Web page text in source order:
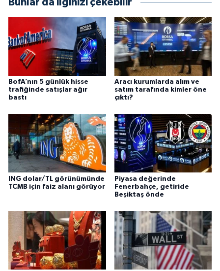
Bunlar da ilginizi çekebilir
BofA’nın 5 günlük hisse
trafiğinde satışlar ağır
bastı
Aracı kurumlarda alım ve
satım tarafında kimler öne
çıktı?
ING dolar/TL görünümünde
TCMB için faiz alanı görüyor
Piyasa değerinde
Fenerbahçe, getiride
Beşiktaş önde